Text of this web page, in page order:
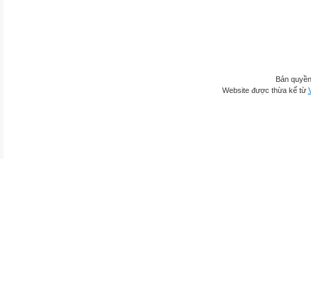
Bản
Website được thừa kế từ